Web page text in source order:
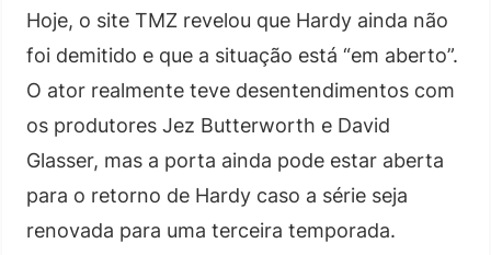
Hoje, o site TMZ revelou que Hardy ainda não
foi demitido e que a situação está “em aberto”.
O ator realmente teve desentendimentos com
os produtores Jez Butterworth e David
Glasser, mas a porta ainda pode estar aberta
para o retorno de Hardy caso a série seja
renovada para uma terceira temporada.